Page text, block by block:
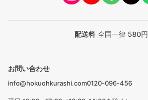
配送料 全国一律 580円
お問い合わせ
info@hokuohkurashi.com0120-096-456